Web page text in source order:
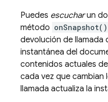
Puedes escucharun
método onSnapshot()
devolución de llamada
instantánea del
contenidos actuales
cada vez que
llamada actualiza la